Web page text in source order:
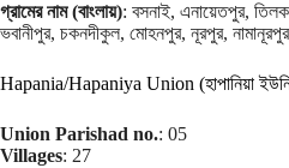
গ্রামের নাম (বাংলায়): বসনাই, এনায়েতপুর,
ভবানীপুর, চকনদীকুল, মোহনপুর, নূরপুর,
Hapania/Hapaniya Union (হাপানিয়া
Union Parishad no.: 05
Villages: 27